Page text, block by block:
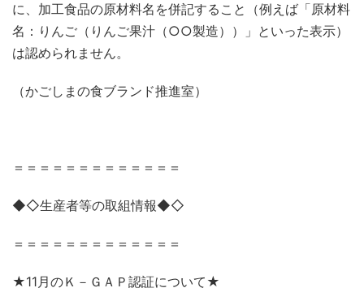
に、加工食品の原材料名を併記すること（例えば「原材料
名：りんご（りんご果汁（○○製造））」といった表示）
は認められません。
（かごしまの食ブランド推進室）
＝＝＝＝＝＝＝＝＝＝＝＝＝
◆◇生産者等の取組情報◆◇
＝＝＝＝＝＝＝＝＝＝＝＝＝
★11月のＫ－ＧＡＰ認証について★